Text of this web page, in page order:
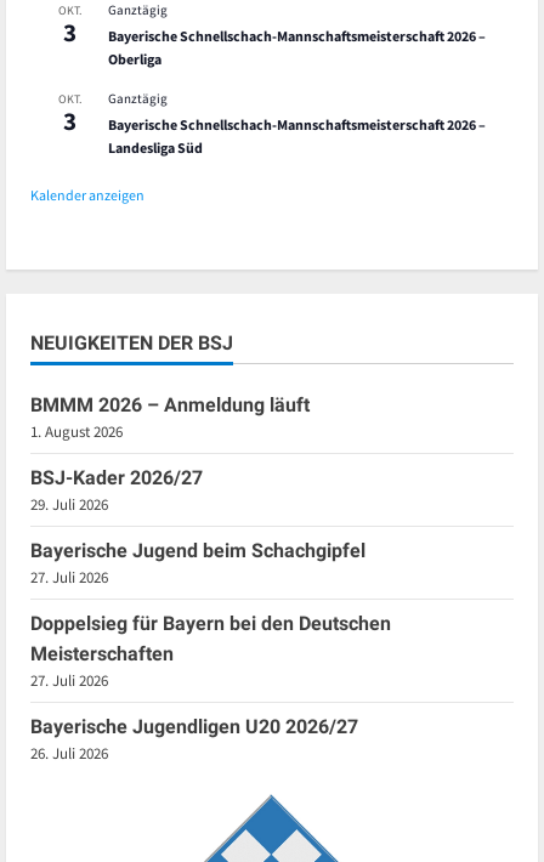
OKT.
3
Ganztägig
Bayerische Schnellschach-Mannschaftsmeisterschaft 2026 –
Oberliga
OKT.
3
Ganztägig
Bayerische Schnellschach-Mannschaftsmeisterschaft 2026 –
Landesliga Süd
Kalender anzeigen
NEUIGKEITEN DER BSJ
BMMM 2026 – Anmeldung läuft
1. August 2026
BSJ-Kader 2026/27
29. Juli 2026
Bayerische Jugend beim Schachgipfel
27. Juli 2026
Doppelsieg für Bayern bei den Deutschen
Meisterschaften
27. Juli 2026
Bayerische Jugendligen U20 2026/27
26. Juli 2026